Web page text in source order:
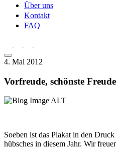
Über uns
Kontakt
FAQ
4. Mai 2012
Vorfreude, schönste
Soeben ist das Plakat in den
hübsches in diesem Jahr. Wir